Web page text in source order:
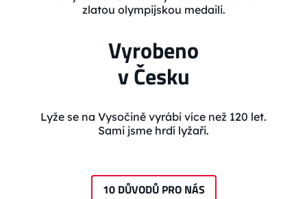
zlatou olympijskou medaili.
Vyrobeno
v Česku
Lyže se na Vysočině vyrábí více než 120 let.
Sami jsme hrdí lyžaři.
10 DŮVODŮ PRO NÁS